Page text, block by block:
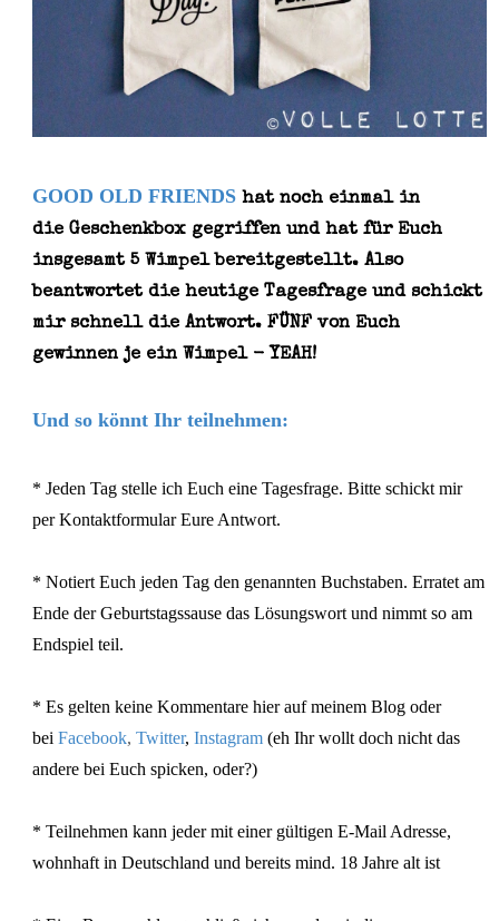
GOOD OLD FRIENDS hat noch einmal in
die Geschenkbox gegriffen und hat für Euch
insgesamt 5 Wimpel bereitgestellt. Also
beantwortet die heutige Tagesfrage und schickt
mir schnell die Antwort. FÜNF von Euch
gewinnen je ein Wimpel - YEAH!
Und so könnt Ihr teilnehmen:
* Jeden Tag stelle ich Euch eine Tagesfrage. Bitte schickt mir
per Kontaktformular Eure Antwort.
* Notiert Euch jeden Tag den genannten Buchstaben. Erratet am
Ende der Geburtstagssause das Lösungswort und nimmt so am
Endspiel teil.
* Es gelten keine Kommentare hier auf meinem Blog oder
beiFacebook, Twitter,Instagram (eh Ihr wollt doch nicht das
andere bei Euch spicken, oder?)
* Teilnehmen kann jeder mit einer gültigen E-Mail Adresse,
wohnhaft in Deutschland und bereits mind. 18 Jahre alt ist